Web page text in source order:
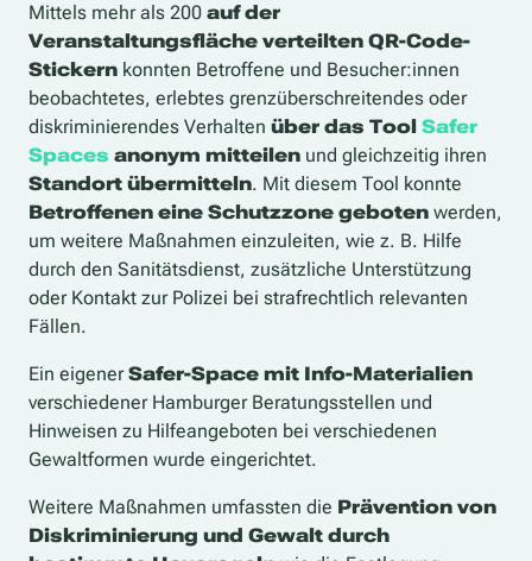
Mittels mehr als 200 auf der
Veranstaltungsfläche verteilten QR-Code-
Stickern konnten Betroffene und Besucher:innen
beobachtetes, erlebtes grenzüberschreitendes oder
diskriminierendes Verhalten über das Tool Safer
Spaces anonym mitteilen und gleichzeitig ihren
Standort übermitteln. Mit diesem Tool konnte
Betroffenen eine Schutzzone geboten werden,
um weitere Maßnahmen einzuleiten, wie z. B. Hilfe
durch den Sanitätsdienst, zusätzliche Unterstützung
oder Kontakt zur Polizei bei strafrechtlich relevanten
Fällen.
Ein eigenerSafer-Space mit Info-Materialien
verschiedener Hamburger Beratungsstellen und
Hinweisen zu Hilfeangeboten bei verschiedenen
Gewaltformen wurde eingerichtet.
Weitere Maßnahmen umfassten die Prävention von
Diskriminierung und Gewalt durch